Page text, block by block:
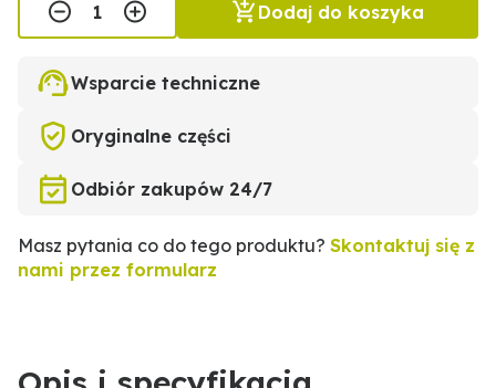
Dodaj do koszyka
Wsparcie techniczne
Oryginalne części
Odbiór zakupów 24/7
Masz pytania co do tego produktu? Skontaktuj się z
nami przez formularz